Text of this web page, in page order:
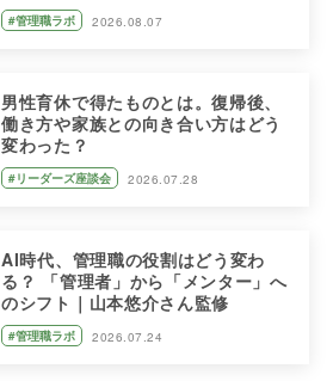
#管理職ラボ 2026.08.07
男性育休で得たものとは。復帰後、
働き方や家族との向き合い方はどう
変わった？
#リーダーズ座談会 2026.07.28
AI時代、管理職の役割はどう変わ
る？ 「管理者」から「メンター」へ
のシフト｜山本悠介さん監修
#管理職ラボ 2026.07.24